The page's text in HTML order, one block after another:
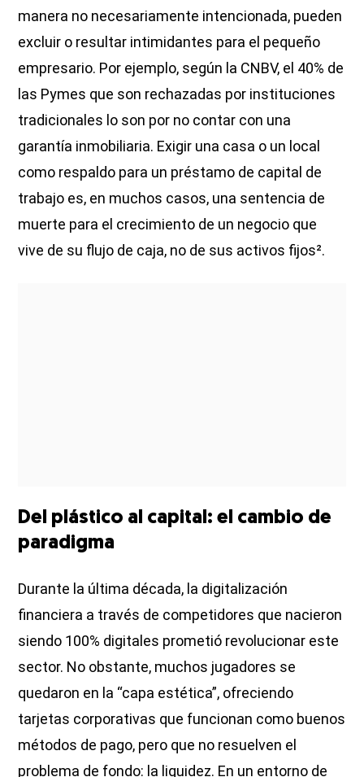
manera no necesariamente intencionada, pueden
excluir o resultar intimidantes para el pequeño
empresario. Por ejemplo, según la CNBV, el 40% de
las Pymes que son rechazadas por instituciones
tradicionales lo son por no contar con una
garantía inmobiliaria. Exigir una casa o un local
como respaldo para un préstamo de capital de
trabajo es, en muchos casos, una sentencia de
muerte para el crecimiento de un negocio que
vive de su flujo de caja, no de sus activos fijos².
Del plástico al capital: el cambio de
paradigma
Durante la última década, la digitalización
financiera a través de competidores que nacieron
siendo 100% digitales prometió revolucionar este
sector. No obstante, muchos jugadores se
quedaron en la “capa estética”, ofreciendo
tarjetas corporativas que funcionan como buenos
métodos de pago, pero que no resuelven el
problema de fondo: la liquidez. En un entorno de